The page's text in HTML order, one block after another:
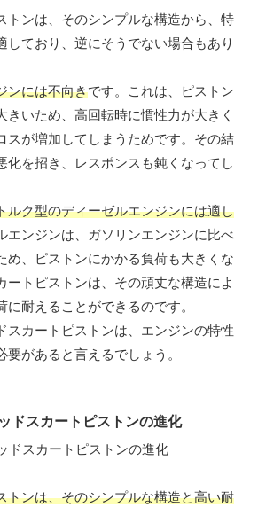
トンは、そのシンプルな構造から、特
しており、逆にそうでない場合もあり
ンには不向きです。これは、ピストン
きいため、高回転時に慣性力が大きく
スが増加してしまうためです。その結
化を招き、レスポンスも鈍くなってし
ルク型のディーゼルエンジンには適し
エンジンは、ガソリンエンジンに比べ
め、ピストンにかかる負荷も大きくな
ートピストンは、その頑丈な構造によ
に耐えることができるのです。
スカートピストンは、エンジンの特性
があると言えるでしょう。
ドスカートピストンの進化
トンは、そのシンプルな構造と高い耐